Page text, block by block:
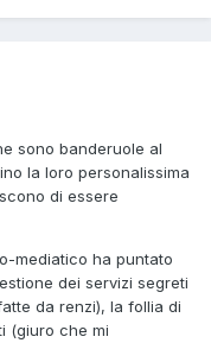
sono banderuole al
la loro personalissima
di essere
mediatico ha puntato
dei servizi segreti
da renzi), la follia di
(giuro che mi